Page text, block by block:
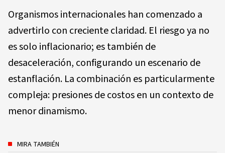
Organismos internacionales han comenzado a
advertirlo con creciente claridad. El riesgo ya no
es solo inflacionario; es también de
desaceleración, configurando un escenario de
estanflación. La combinación es particularmente
compleja: presiones de costos en un contexto de
menor dinamismo.
MIRA TAMBIÉN